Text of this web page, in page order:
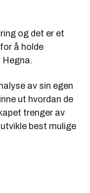
og det er et
å holde
Hegna.
av sin egen
ut hvordan de
trenger av
best mulige